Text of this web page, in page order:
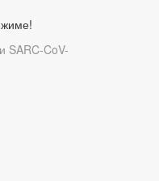
SARC-CoV-